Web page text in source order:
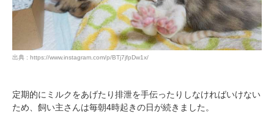
出典 : https://www.instagram.com/p/BTj7jfpDw1x/
定期的にミルクをあげたり排泄を手伝ったりしなければいけない
ため、飼い主さんは毎朝4時起きの日が続きました。